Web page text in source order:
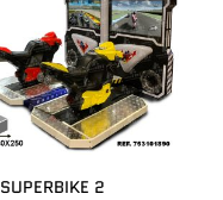
SUPERBIKE 2